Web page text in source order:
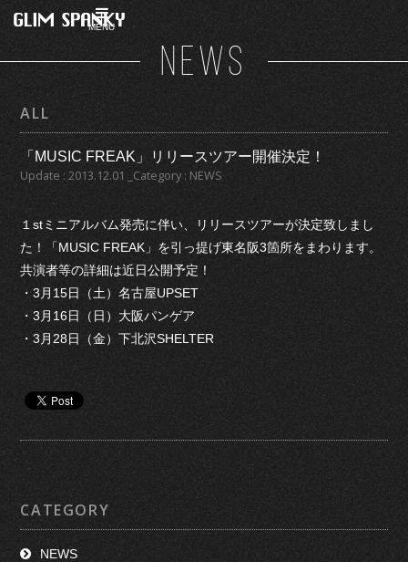
MENU
NEWS
ALL
「MUSIC FREAK」リリースツアー開催決定！
Update : 2013.12.01 _Category : NEWS
１stミニアルバム発売に伴い、リリースツアーが決定致しまし
た！「MUSIC FREAK」を引っ提げ東名阪3箇所をまわります。
共演者等の詳細は近日公開予定！
・3月15日（土）名古屋UPSET
・3月16日（日）大阪パンゲア
・3月28日（金）下北沢SHELTER
CATEGORY
NEWS